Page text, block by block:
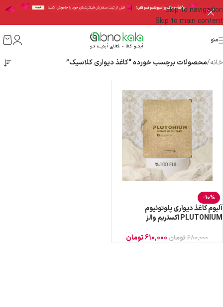
Skip to navigation
Skip to main content
منو
خانه/محصولات برچسب خورده “کاغذ دیواری کلاسیک”
-10%
آلبوم کاغذ دیواری پلوتونیوم
PLUTONIUM اکستریم والز
680,000 تومان 610,000تومان